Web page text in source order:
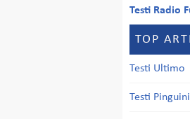
Testi Radio
TOP
Testi Ultimo
Testi